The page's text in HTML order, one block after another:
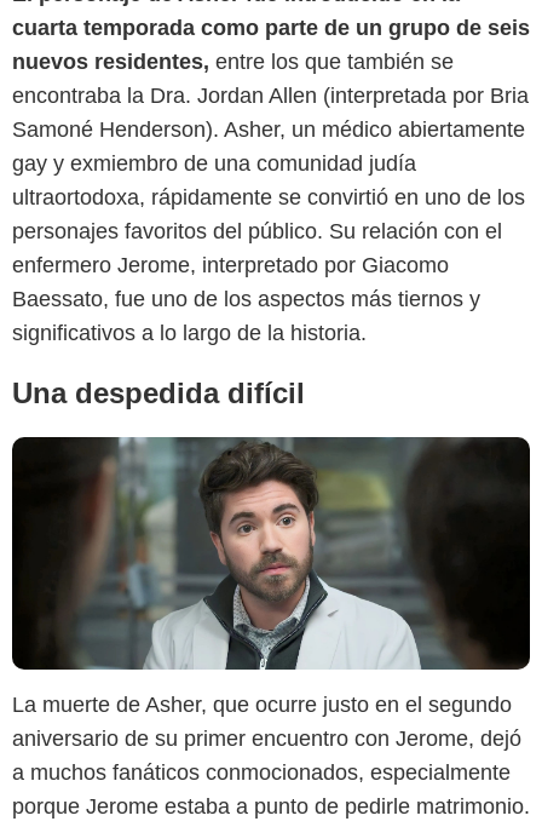
cuarta temporada como parte de un grupo de seis
nuevos residentes, entre los que también se
encontraba la Dra. Jordan Allen (interpretada por Bria
Samoné Henderson). Asher, un médico abiertamente
gay y exmiembro de una comunidad judía
ultraortodoxa, rápidamente se convirtió en uno de los
personajes favoritos del público. Su relación con el
enfermero Jerome, interpretado por Giacomo
Baessato, fue uno de los aspectos más tiernos y
significativos a lo largo de la historia.
Una despedida difícil
La muerte de Asher, que ocurre justo en el segundo
aniversario de su primer encuentro con Jerome, dejó
a muchos fanáticos conmocionados, especialmente
porque Jerome estaba a punto de pedirle matrimonio.